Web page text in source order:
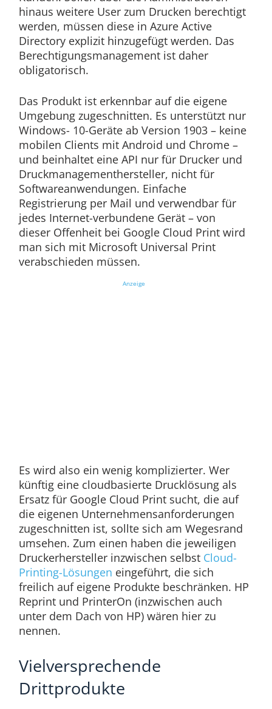
hinaus weitere User zum Drucken berechtigt
werden, müssen diese in Azure Active
Directory explizit hinzugefügt werden. Das
Berechtigungsmanagement ist daher
obligatorisch.
Das Produkt ist erkennbar auf die eigene
Umgebung zugeschnitten. Es unterstützt nur
Windows- 10-Geräte ab Version 1903 – keine
mobilen Clients mit Android und Chrome –
und beinhaltet eine API nur für Drucker und
Druckmanagementhersteller, nicht für
Softwareanwendungen. Einfache
Registrierung per Mail und verwendbar für
jedes Internet-verbundene Gerät – von
dieser Offenheit bei Google Cloud Print wird
man sich mit Microsoft Universal Print
verabschieden müssen.
Anzeige
Es wird also ein wenig komplizierter. Wer
künftig eine cloudbasierte Drucklösung als
Ersatz für Google Cloud Print sucht, die auf
die eigenen Unternehmensanforderungen
zugeschnitten ist, sollte sich am Wegesrand
umsehen. Zum einen haben die jeweiligen
Druckerhersteller inzwischen selbst Cloud-
Printing-Lösungen eingeführt, die sich
freilich auf eigene Produkte beschränken. HP
Reprint und PrinterOn (inzwischen auch
unter dem Dach von HP) wären hier zu
nennen.
Vielversprechende
Drittprodukte